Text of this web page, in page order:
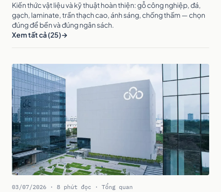
Kiến thức vật liệu và kỹ thuật hoàn thiện: gỗ công nghiệp, đá,
gạch, laminate, trần thạch cao, ánh sáng, chống thấm — chọn
đúng để bền và đúng ngân sách.
Xem tất cả (25)
03/07/2026 · 8 phút đọc · Tổng quan